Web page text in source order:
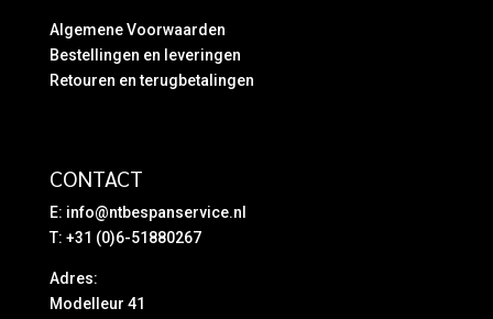
Algemene Voorwaarden
Bestellingen en leveringen
Retouren en terugbetalingen
CONTACT
E: info@ntbespanservice.nl
T: +31 (0)6-51880267
Adres:
Modelleur 41